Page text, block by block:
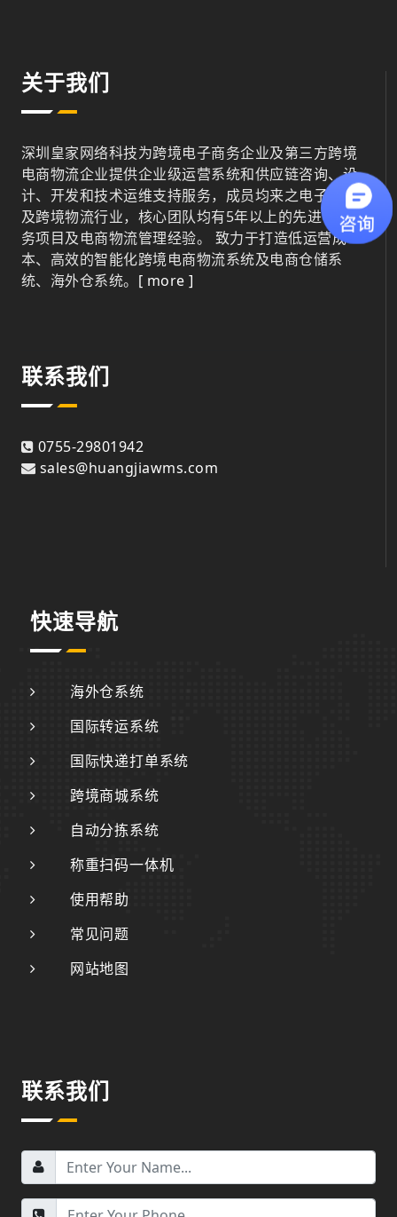
关于我们
深圳皇家网络科技为跨境电子商务企业及第三方跨境
电商物流企业提供企业级运营系统和供应链咨询、设
计、开发和技术运维支持服务，成员均来之电子商务
及跨境物流行业，核心团队均有5年以上的先进电子商
务项目及电商物流管理经验。 致力于打造低运营成
本、高效的智能化跨境电商物流系统及电商仓储系
统、海外仓系统。 [ more ]
联系我们
0755-29801942
sales@huangjiawms.com
快速导航
海外仓系统
国际转运系统
国际快递打单系统
跨境商城系统
自动分拣系统
称重扫码一体机
使用帮助
常见问题
网站地图
联系我们